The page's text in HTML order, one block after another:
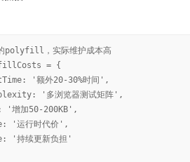
polyfill，实际维护成本高
= {
'额外20-30%时间',
'多浏览器测试矩阵',
'增加50-200KB',
'运行时代价',
'持续更新负担'